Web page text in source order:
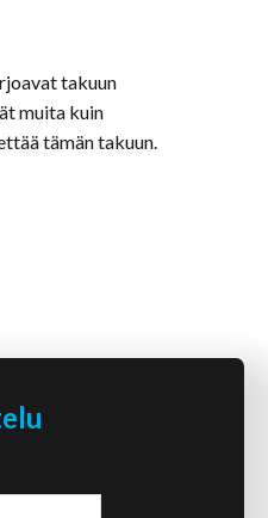
takuun
muita kuin
tämän takuun.